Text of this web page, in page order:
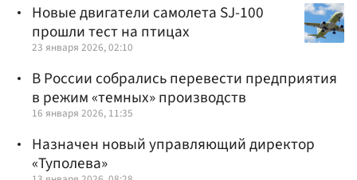
Новые двигатели самолета SJ-100
прошли тест на птицах
23 января 2026, 02:10
В России собрались перевести предприятия
в режим «темных» производств
16 января 2026, 11:35
Назначен новый управляющий директор
«Туполева»